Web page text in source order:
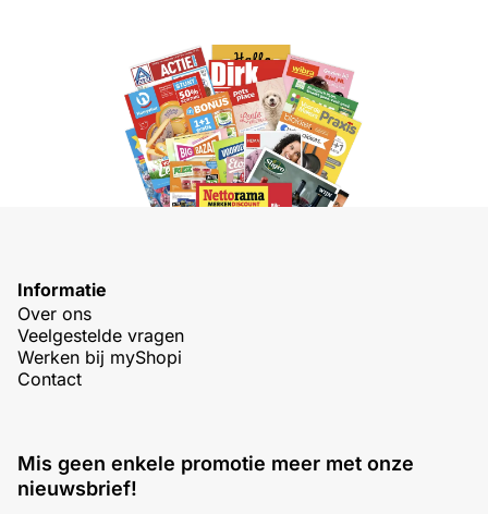
Informatie
Over ons
Veelgestelde vragen
Werken bij myShopi
Contact
Mis geen enkele promotie meer met onze
nieuwsbrief!